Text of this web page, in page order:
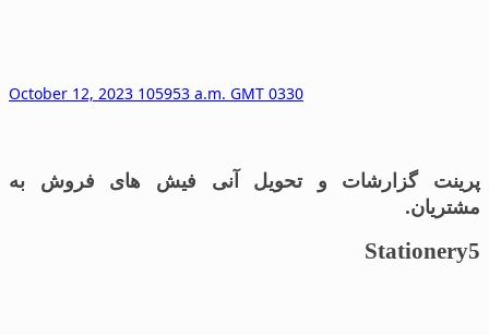
October 12, 2023 105953 a.m. GMT 0330
پرینت گزارشات و تحویل آنی فیش های فروش به
مشتریان.
Stationery5